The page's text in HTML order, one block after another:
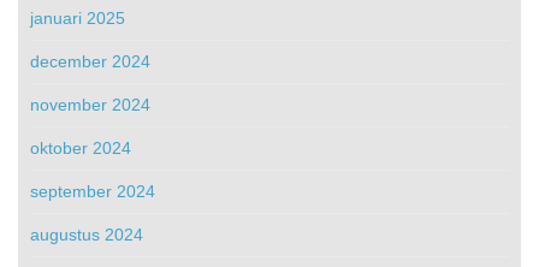
januari 2025
december 2024
november 2024
oktober 2024
september 2024
augustus 2024